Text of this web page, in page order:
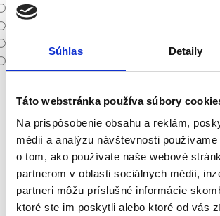
Súhlas Detaily
Táto webstránka používa súbory
Na prispôsobenie obsahu a reklám,
médií a analýzu návštevnosti
o tom, ako používate naše webové
partnerom v oblasti sociálnych médií,
partneri môžu príslušné informácie
ktoré ste im poskytli alebo ktoré od vás
W34 L30
W36 L30
Šírka bedra: 38.5 cm
Vnútorná dĺžka nohavíc: 76.5 cm
Šírka pása: 34 cm
Šírka stehna: 24.2 cm
Šírka bedra: 39.7 cm
Vnútorná dĺžka nohavíc: 76.5 cm
Šírka pása: 35.2 cm
Šírka stehna: 24.8 cm
Šírka bedra: 39.7 cm